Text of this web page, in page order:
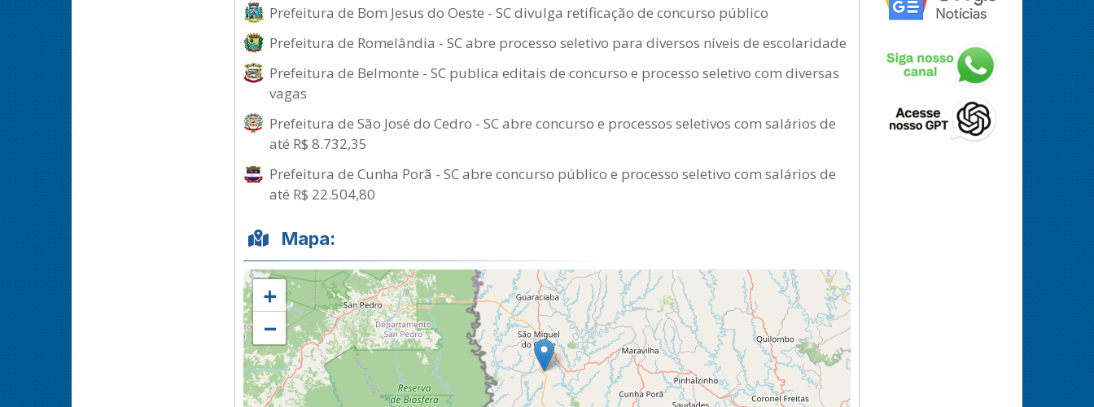
Prefeitura de Bom Jesus do Oeste - SC divulga retificação de concurso público
Prefeitura de Romelândia - SC abre processo seletivo para diversos níveis de escolaridade
Prefeitura de Belmonte - SC publica editais de concurso e processo seletivo com diversas
vagas
Prefeitura de São José do Cedro - SC abre concurso e processos seletivos com salários de
até R$ 8.732,35
Prefeitura de Cunha Porã - SC abre concurso público e processo seletivo com salários de
até R$ 22.504,80
Mapa:
+
−